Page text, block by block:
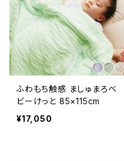
ふわもち触感 ましゅまろベ
ビーけっと 85×115cm
¥17,050